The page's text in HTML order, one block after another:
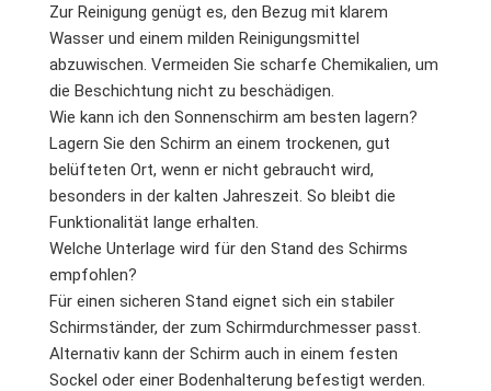
Zur Reinigung genügt es, den Bezug mit klarem
Wasser und einem milden Reinigungsmittel
abzuwischen. Vermeiden Sie scharfe Chemikalien, um
die Beschichtung nicht zu beschädigen.
Wie kann ich den Sonnenschirm am besten lagern?
Lagern Sie den Schirm an einem trockenen, gut
belüfteten Ort, wenn er nicht gebraucht wird,
besonders in der kalten Jahreszeit. So bleibt die
Funktionalität lange erhalten.
Welche Unterlage wird für den Stand des Schirms
empfohlen?
Für einen sicheren Stand eignet sich ein stabiler
Schirmständer, der zum Schirmdurchmesser passt.
Alternativ kann der Schirm auch in einem festen
Sockel oder einer Bodenhalterung befestigt werden.